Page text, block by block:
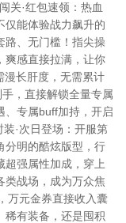
关·红包速领：热血
仅能体验战力飙升的
路、无门槛！指尖操
爽感直接拉满，让你
漫长肝度，无需累计
，直接解锁全量专属
、专属buff加持，开启
·次日登场：开服第
分明的酷炫版型，行
超强属性加成，穿上
类战场，成为万众焦
万元金券直接收入囊
稀有装备，还是囤积